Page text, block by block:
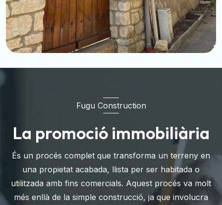
Fugu Construction
La promoció immobiliària
És un procés complet que transforma un terreny en
una propietat acabada, llista per ser habitada o
utilitzada amb fins comercials. Aquest procés va molt
més enllà de la simple construcció, ja que involucra